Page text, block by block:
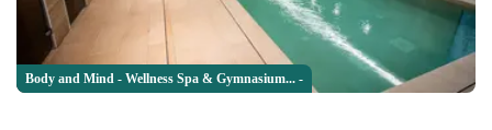
Body and Mind - Wellness Spa & Gymnasium... -